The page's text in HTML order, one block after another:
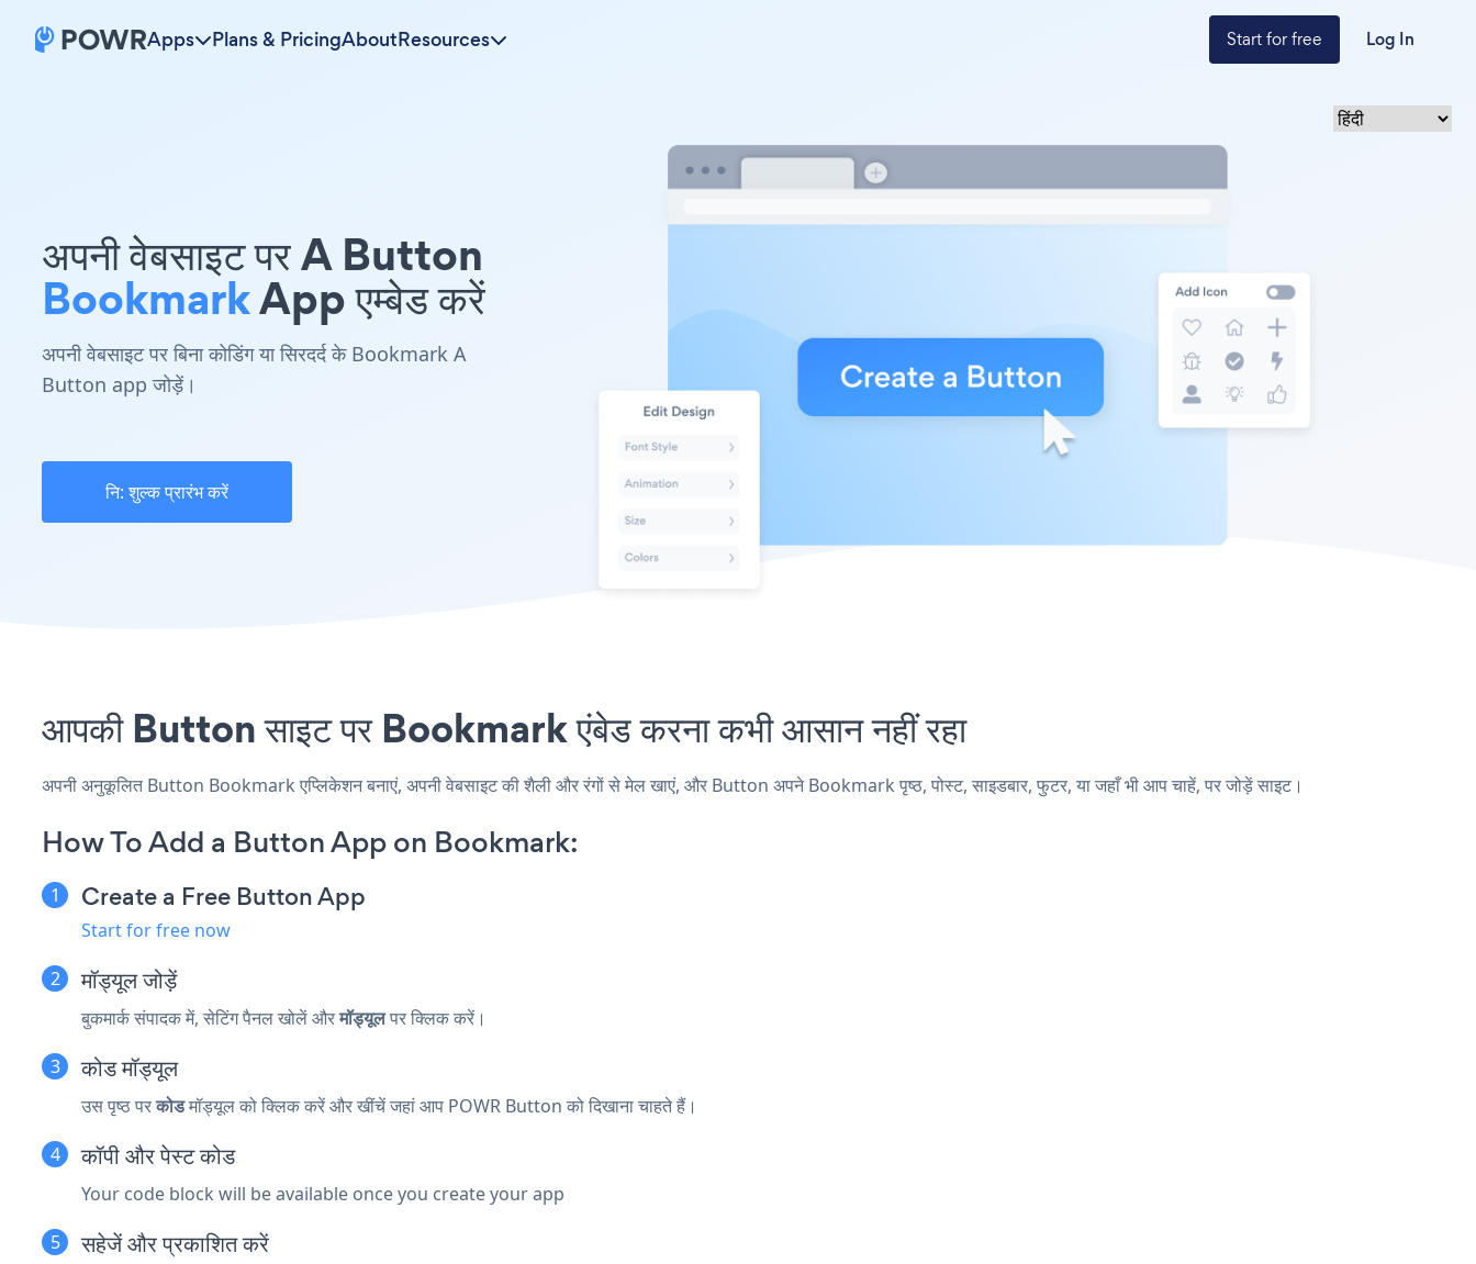
Apps Plans & PricingAboutResources Start for free Log In
अपनी वेबसाइट पर A Button
BookmarkApp एम्बेड करें
अपनी वेबसाइट पर बिना कोडिंग या सिरदर्द के Bookmark A
Button app जोड़ें।
नि: शुल्क प्रारंभ करें
आपकी Button साइट पर Bookmark एंबेड करना कभी आसान नहीं रहा
अपनी अनुकूलित Button Bookmark एप्लिकेशन बनाएं, अपनी वेबसाइट की शैली और रंगों से मेल खाएं, और Button अपने Bookmark पृष्ठ, पोस्ट, साइडबार, फुटर, या जहाँ भी आप चाहें, पर जोड़ें साइट।
How To Add a Button App on Bookmark:
Create a Free Button App
Start for free now
मॉड्यूल जोड़ें
बुकमार्क संपादक में, सेटिंग पैनल खोलें औरमॉड्यूलपर क्लिक करें।
कोड मॉड्यूल
उस पृष्ठ परकोडमॉड्यूल को क्लिक करें और खींचें जहां आप POWR Button को दिखाना चाहते हैं।
कॉपी और पेस्ट कोड
Your code block will be available once you create your app
सहेजें और प्रकाशित करें